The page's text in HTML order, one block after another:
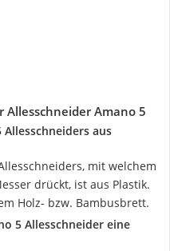
Amano 5
aus
mit welchem
drückt, ist aus Plastik.
Holz- bzw. Bambusbrett.
5 Allesschneider eine